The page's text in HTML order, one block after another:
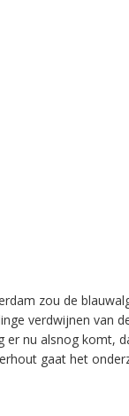
zou de
verdwijnen van
nu alsnog komt,
gaat het